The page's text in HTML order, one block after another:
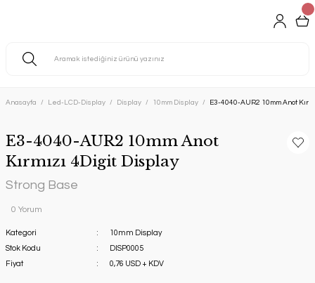
Anasayfa Led-LCD-Display Display 10mm Display E3-4040-AUR2 10mm Anot
E3-4040-AUR2 10mm Anot
Kırmızı 4Digit Display
Strong Base
0 Yorum
Kategori
10mm Display
Stok Kodu
DISP0005
Fiyat
0,76 USD + KDV